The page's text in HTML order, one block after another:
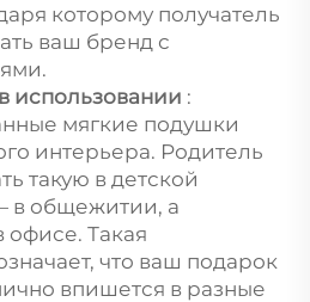
которому получатель
ваш бренд с
использовании :
мягкие подушки
интерьера. Родитель
такую в детской
в общежитии, а
Такая
что ваш подарок
впишется в разные